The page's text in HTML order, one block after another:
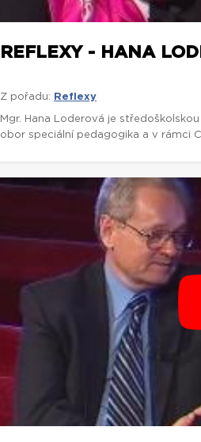
REFLEXY - HANA
Z pořadu: Reflexy
Mgr. Hana Loderová je
obor speciální pedagogika a v rámci